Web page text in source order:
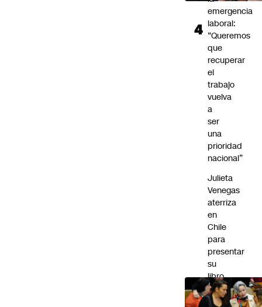
emergencia
laboral:
“Queremos
que
recuperar
el
trabajo
vuelva
a
ser
una
prioridad
nacional”
Julieta
Venegas
aterriza
en
Chile
para
presentar
su
libro
“Norteña.
Memorias